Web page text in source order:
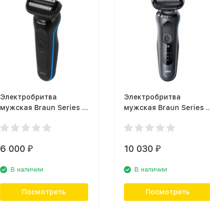
Электробритва
мужская Braun Series 5
6 000 ₽
В наличии
Посмотреть
Электробритва
мужская Braun Series 6
10 030 ₽
В наличии
Посмотреть